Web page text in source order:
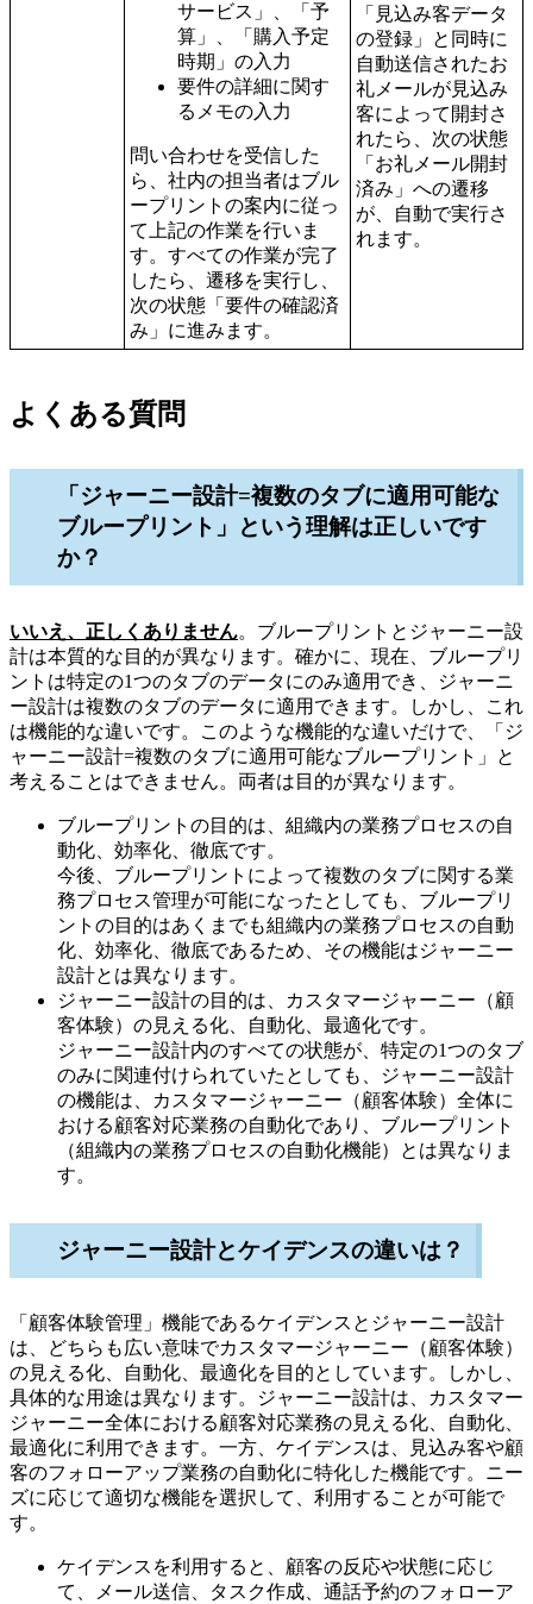
サービス」、「予
算」、「購入予定
時期」の入力
要件の詳細に関す
るメモの入力
問い合わせを受信した
ら、社内の担当者はブル
ープリントの案内に従っ
て上記の作業を行いま
す。すべての作業が完了
したら、遷移を実行し、
次の状態「要件の確認済
み」に進みます。
「見込み客データ
の登録」と同時に
自動送信されたお
礼メールが見込み
客によって開封さ
れたら、次の状態
「お礼メール開封
済み」への遷移
が、自動で実行さ
れます。
よくある質問
「ジャーニー設計=複数のタブに適用可能な
ブループリント」という理解は正しいです
か？
いいえ、正しくありません。ブループリントとジャーニー設
計は本質的な目的が異なります。確かに、現在、ブループリ
ントは特定の1つのタブのデータにのみ適用でき、ジャーニ
ー設計は複数のタブのデータに適用できます。しかし、これ
は機能的な違いです。このような機能的な違いだけで、「ジ
ャーニー設計=複数のタブに適用可能なブループリント」と
考えることはできません。両者は目的が異なります。
ブループリントの目的は、組織内の業務プロセスの自
動化、効率化、徹底です。
今後、ブループリントによって複数のタブに関する業
務プロセス管理が可能になったとしても、ブループリ
ントの目的はあくまでも組織内の業務プロセスの自動
化、効率化、徹底であるため、その機能はジャーニー
設計とは異なります。
ジャーニー設計の目的は、カスタマージャーニー（顧
客体験）の見える化、自動化、最適化です。
ジャーニー設計内のすべての状態が、特定の1つのタブ
のみに関連付けられていたとしても、ジャーニー設計
の機能は、カスタマージャーニー（顧客体験）全体に
おける顧客対応業務の自動化であり、ブループリント
（組織内の業務プロセスの自動化機能）とは異なりま
す。
ジャーニー設計とケイデンスの違いは？
「顧客体験管理」機能であるケイデンスとジャーニー設計
は、どちらも広い意味でカスタマージャーニー（顧客体験）
の見える化、自動化、最適化を目的としています。しかし、
具体的な用途は異なります。ジャーニー設計は、カスタマー
ジャーニー全体における顧客対応業務の見える化、自動化、
最適化に利用できます。一方、ケイデンスは、見込み客や顧
客のフォローアップ業務の自動化に特化した機能です。ニー
ズに応じて適切な機能を選択して、利用することが可能で
す。
ケイデンスを利用すると、顧客の反応や状態に応じ
て、メール送信、タスク作成、通話予約のフォローア